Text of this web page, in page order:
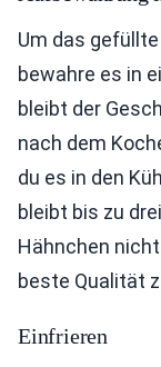
Um das
bewahre es in
bleibt der
nach dem
du es in den
bleibt bis zu
Hähnchen
beste Qualität
Einfrieren